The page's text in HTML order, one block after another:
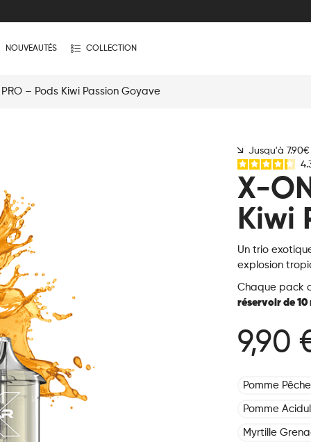
NOUVEAUTÉS COLLECTION
– Pods Kiwi Passion Goyave
Jusqu'à
X-
Kiwi
Un trio
explosion
Chaque pack
réservoir de 10
9,90
Pomme Pêche
Pomme
Myrtille